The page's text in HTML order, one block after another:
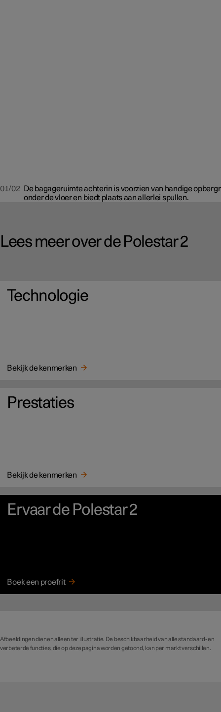
01/02
De bagageruimte achterin is voorzien van handige
onder de vloer en biedt plaats aan allerlei spullen.
Lees meer over de Polestar 2
Technologie
Bekijk de kenmerken
Prestaties
Bekijk de kenmerken
Ervaar de Polestar 2
Boek een proefrit
Afbeeldingen dienen alleen ter illustratie. De beschikbaarheid van alle standaard- en
verbeterde functies, die op deze pagina worden getoond, kan per markt verschillen.